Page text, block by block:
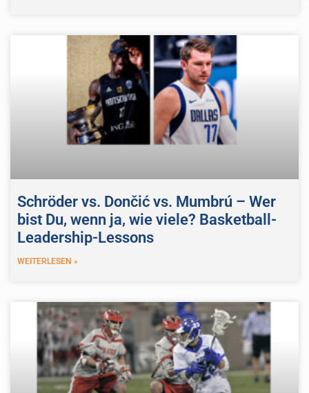
Schröder vs. Dončić vs. Mumbrú – Wer
bist Du, wenn ja, wie viele? Basketball-
Leadership-Lessons
WEITERLESEN »